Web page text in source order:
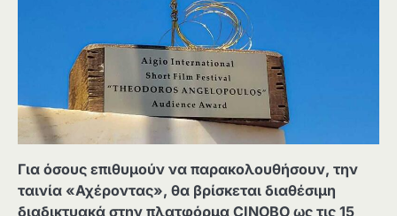
Για όσους επιθυμούν να παρακολουθήσουν, την
ταινία «Αχέροντας», θα βρίσκεται διαθέσιμη
διαδικτυακά στην πλατφόρμα CINOBO ως τις 15